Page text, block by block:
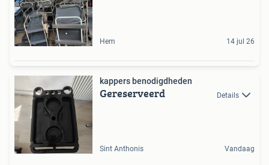
Hem 14 jul 26
kappers benodigdheden
Gereserveerd Details
Sint Anthonis Vandaag